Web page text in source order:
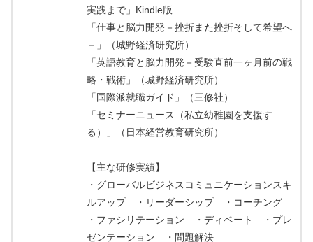
実践まで」Kindle版
「仕事と脳力開発－挫折また挫折そして希望へ
－」（城野経済研究所）
「英語教育と脳力開発－受験直前一ヶ月前の戦
略・戦術」（城野経済研究所）
「国際派就職ガイド」（三修社）
「セミナーニュース（私立幼稚園を支援す
る）」（日本経営教育研究所）
【主な研修実績】
・グローバルビジネスコミュニケーションスキ
ルアップ ・リーダーシップ ・コーチング
・ファシリテーション ・ディベート ・プレ
ゼンテーション ・問題解決